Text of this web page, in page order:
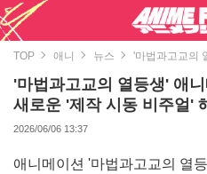
TOP 애니 뉴스 '마법과고교의
'마법과고교의 열등생' 애
새로운 '제작 시동 비주얼'
2026/06/06 13:37
애니메이션 '마법과고교의 열